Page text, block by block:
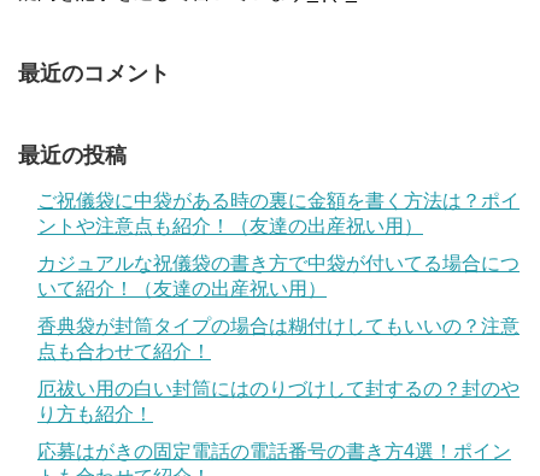
最近のコメント
最近の投稿
ご祝儀袋に中袋がある時の裏に金額を書く方法は？ポイ
ントや注意点も紹介！（友達の出産祝い用）
カジュアルな祝儀袋の書き方で中袋が付いてる場合につ
いて紹介！（友達の出産祝い用）
香典袋が封筒タイプの場合は糊付けしてもいいの？注意
点も合わせて紹介！
厄祓い用の白い封筒にはのりづけして封するの？封のや
り方も紹介！
応募はがきの固定電話の電話番号の書き方4選！ポイン